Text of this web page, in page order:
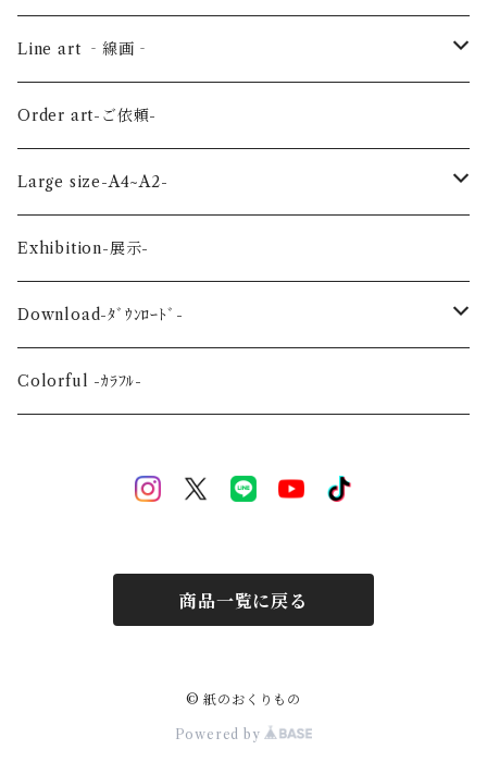
Bird-鳥-
Land-陸の生き物-
Planet-惑星-
Flower-花-
Wedding-婚礼-
Event-祝祭-
Mother's Day
Summer-夏-
Autumn-秋-
Winter-冬-
Key ring -ｷｰﾎﾙﾀﾞｰ
Art panel -ｱｰﾄﾊﾟﾈﾙ-
Acrylic figure -ｱｸﾘﾙﾌｨｷﾞｭｱ-
Line art ‐線画‐
Flower ‐花-
Mini -ミニ-
Okinawa-沖縄-
Order art-ご依頼-
Large size-A4~A2-
A4
A3
A2
Exhibition-展示-
Download-ﾀﾞｳﾝﾛｰﾄﾞ-
Alphabet-文字-
Colorful -ｶﾗﾌﾙ-
商品一覧に戻る
© 紙のおくりもの
Powered by